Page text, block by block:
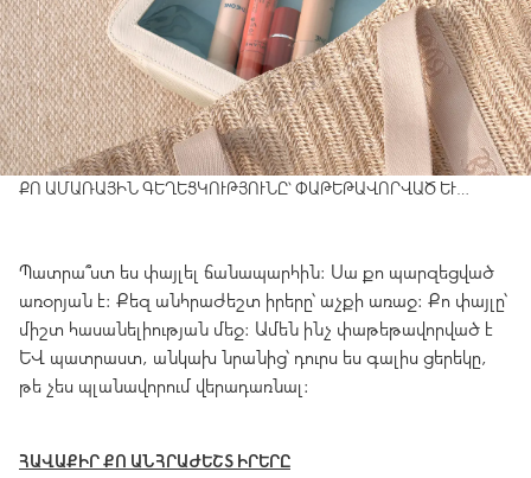
ՔՈ ԱՄԱՌԱՅԻՆ ԳԵՂԵՑԿՈՒԹՅՈՒՆԸ՝ ՓԱԹԵԹԱՎՈՐՎԱԾ ԵՒ Պ
Պատրա՞ստ ես փայլել ճանապարհին։ Սա քո պարզեցված
առօրյան է։ Քեզ անհրաժեշտ իրերը՝ աչքի առաջ։ Քո փայլը՝
միշտ հասանելիության մեջ։ Ամեն ինչ փաթեթավորված է
և պատրաստ, անկախ նրանից՝ դուրս ես գալիս ցերեկը,
թե չես պլանավորում վերադառնալ։
ՀԱՎԱՔԻՐ ՔՈ ԱՆՀՐԱԺԵՇՏ ԻՐԵՐԸ